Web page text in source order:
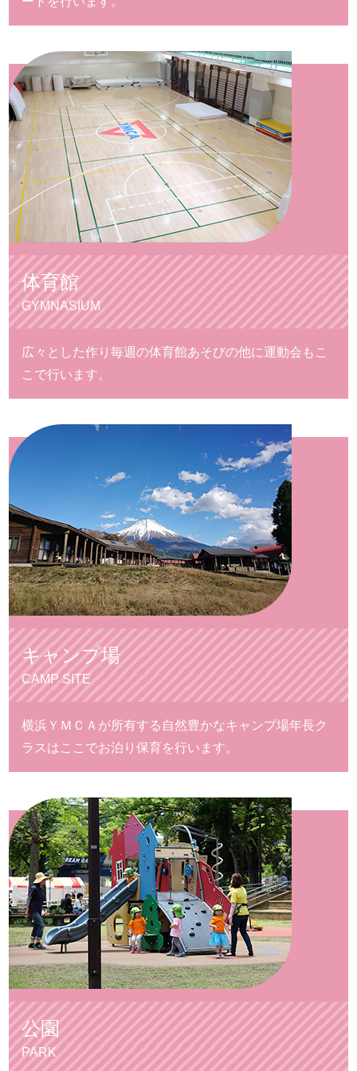
体育館
GYMNASIUM
広々とした作り毎週の体育館あそびの他に運動会もこ
こで行います。
キャンプ場
CAMP SITE
横浜ＹＭＣＡが所有する自然豊かなキャンプ場年長ク
ラスはここでお泊り保育を行います。
公園
PARK